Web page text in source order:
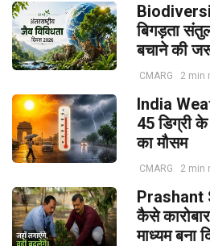
बिगड़ता
बचाने की
CMARG 2 min
India
45 डिग्री के
का मौसम
CMARG 2 min
Prashant
कैसे
माध्यम बना